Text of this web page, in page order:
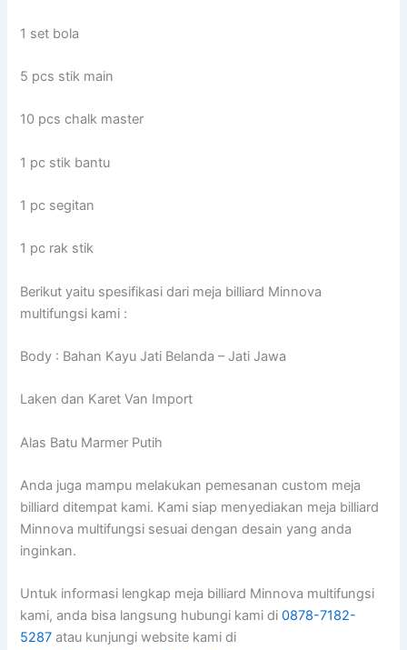
1 set bola
5 pcs stik main
10 pcs chalk master
1 pc stik bantu
1 pc segitan
1 pc rak stik
Berikut yaitu spesifikasi dari meja billiard Minnova
multifungsi kami :
Body : Bahan Kayu Jati Belanda – Jati Jawa
Laken dan Karet Van Import
Alas Batu Marmer Putih
Anda juga mampu melakukan pemesanan custom meja
billiard ditempat kami. Kami siap menyediakan meja billiard
Minnova multifungsi sesuai dengan desain yang anda
inginkan.
Untuk informasi lengkap meja billiard Minnova multifungsi
kami, anda bisa langsung hubungi kami di0878-7182-
5287 atau kunjungi website kami di